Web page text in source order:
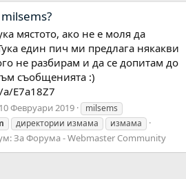
мястото, ако не е моля да
един пич ми предлага някакви
не разбирам и да се допитам до
съобщенията :)
E7a18Z7
10 Февруари 2019
milsems
директории измама измама
За Форума - Webmaster Community